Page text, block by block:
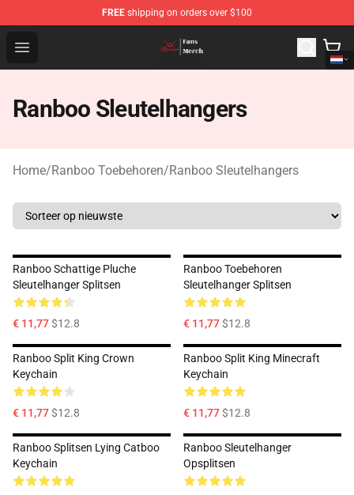
FREE shipping on orders over $100
Open menu
Ranboo Shop - Official Ranboo Merchandise Store
Ranboo Sleutelhangers
Home/Ranboo Toebehoren/Ranboo Sleutelhangers
Ranboo Schattige Pluche
Sleutelhanger Splitsen
€ 11,77$12.8
Ranboo Toebehoren
Sleutelhanger Splitsen
€ 11,77$12.8
Ranboo Split King Crown
Keychain
€ 11,77$12.8
Ranboo Split King Minecraft
Keychain
€ 11,77$12.8
Ranboo Splitsen Lying Catboo
Keychain
Ranboo Sleutelhanger
Opsplitsen